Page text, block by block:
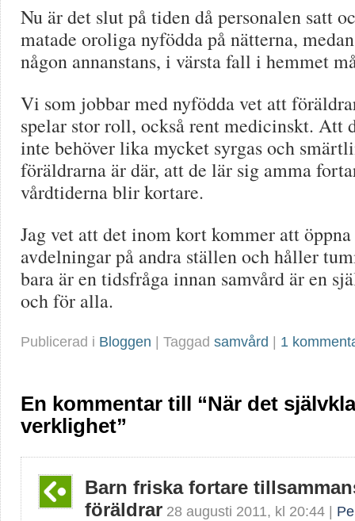
Nu är det slut på tiden då personalen satt
matade oroliga nyfödda på nätterna,
någon annanstans, i värsta fall i hemmet
Vi som jobbar med nyfödda vet att
spelar stor roll, också rent medicinskt. Att
inte behöver lika mycket syrgas och
föräldrarna är där, att de lär sig amma
vårdtiderna blir kortare.
Jag vet att det inom kort kommer att
avdelningar på andra ställen och håller
bara är en tidsfråga innan samvård är en
och för alla.
Publicerad i Bloggen | Taggad samvård 1
En kommentar till “När det
verklighet”
Barn friska fortare
föräldrar 28 augusti 2011, kl 20:44